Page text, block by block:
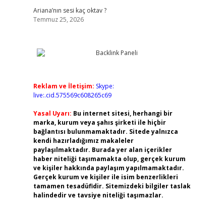
Ariana’nın sesi kaç oktav ?
Temmuz 25, 2026
Reklam ve İletişim: Skype:
live:.cid.575569c608265c69
Yasal Uyarı: Bu internet sitesi, herhangi bir
marka, kurum veya şahıs şirketi ile hiçbir
bağlantısı bulunmamaktadır. Sitede yalnızca
kendi hazırladığımız makaleler
paylaşılmaktadır. Burada yer alan içerikler
haber niteliği taşımamakta olup, gerçek kurum
ve kişiler hakkında paylaşım yapılmamaktadır.
Gerçek kurum ve kişiler ile isim benzerlikleri
tamamen tesadüfidir. Sitemizdeki bilgiler taslak
halindedir ve tavsiye niteliği taşımazlar.